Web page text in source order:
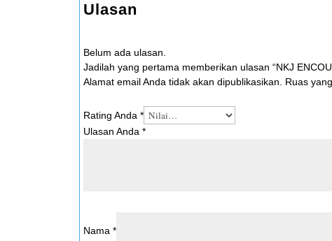
Ulasan
Belum ada ulasan.
Jadilah yang pertama memberikan ulasan “NKJ
Alamat email Anda tidak akan dipublikasikan. Ruas
Rating Anda *
Ulasan Anda *
Nama *